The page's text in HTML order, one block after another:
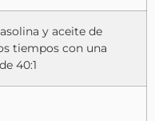
y aceite de
tiempos con una
40:1